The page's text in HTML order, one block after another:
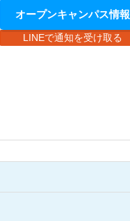
オープンキャンパス情報
LINEで通知を受け取る